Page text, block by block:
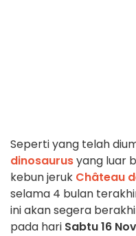
Seperti yang telah
dinosaurusyang luar
kebun jeruk Château
selama 4 bulan
ini akan segera
pada hari Sabtu 16